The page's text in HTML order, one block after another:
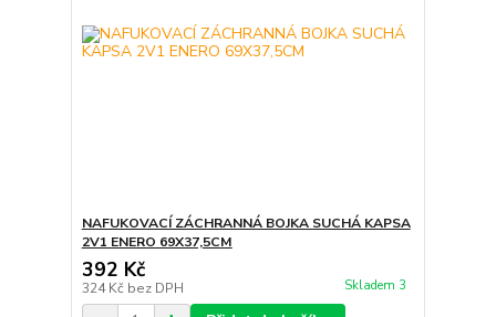
NAFUKOVACÍ ZÁCHRANNÁ BOJKA SUCHÁ KAPSA
2V1 ENERO 69X37,5CM
392 Kč
324 Kč bez DPH Skladem 3